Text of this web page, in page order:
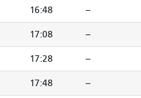
16:48 --
17:08 --
17:28 --
17:48 --